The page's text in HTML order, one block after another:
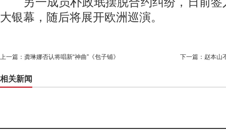
大银幕，随后将展开欧洲巡演。
上一篇： 龚琳娜否认将唱新“神曲”《包子铺》 下一篇： 赵本山
相关新闻